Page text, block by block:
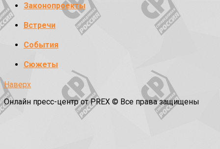
Законопроекты
Встречи
События
Сюжеты
Наверх
Онлайн пресс-центр от PREX © Все права защищены